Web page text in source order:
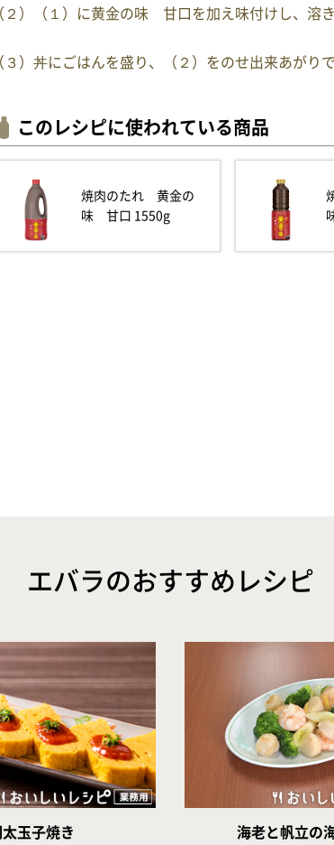
２）（１）に黄金の味 甘口を加え味付けし、溶
３）丼にごはんを盛り、（２）をのせ出来あがりで
このレシピに使われている商品
焼肉のたれ 黄金の
味 甘口 1550g
エバラのおすすめレシピ
太玉子焼き 海老と帆立の